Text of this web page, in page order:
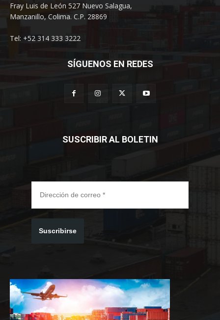
Fray Luis de León 527 Nuevo Salagua,
Manzanillo, Colima. C.P. 28869
Tel: +52 314 333 3222
SÍGUENOS EN REDES
SUSCRIBIR AL BOLETIN
Suscribirse